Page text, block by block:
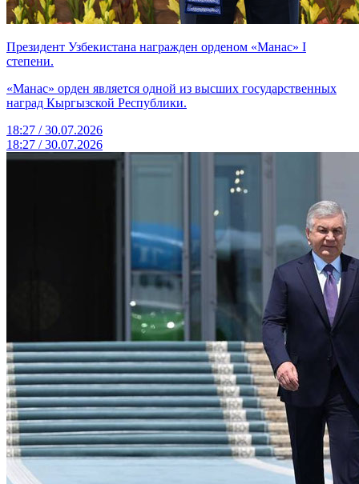
Президент Узбекистана награжден орденом «Манас» I
степени.
«Манас» орден является одной из высших государственных
наград Кыргызской Республики.
18:27 / 30.07.2026
18:27 / 30.07.2026